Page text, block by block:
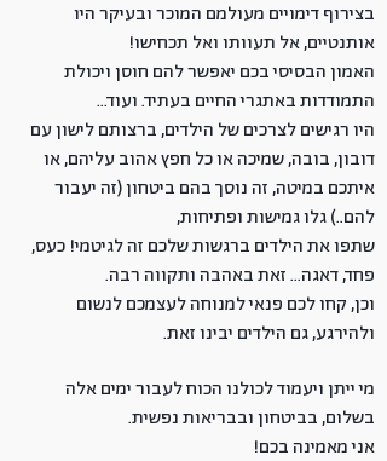
בצירוף דימויים מעולמם המוכר ובעיקר היו
אותנטיים, אל תעוותו ואל תכחישו!
האמון הבסיסי בכם יאפשר להם חוסן ויכולת
התמודדות באתגרי החיים בעתיד. ועוד...
היו רגישים לצרכים של הילדים, ברצותם לישון עם
דובון, בובה, שמיכה או כל חפץ אהוב עליהם, או
איתכם במיטה, זה נוסך בהם ביטחון (זה יעבור
להם..) גלו גמישות ופתיחות,
שתפו את הילדים ברגשות שלכם זה לגיטמי! כעס,
פחד, דאגה... זאת באהבה ותקווה רבה.
וכן, קחו לכם פנאי למנוחה לעצמכם לנשום
ולהירגע, גם הילדים יבינו זאת.
מי ייתן ויעמוד לכולנו הכוח לעבור ימים אלה
בשלום, בביטחון ובבריאות נפשית.
אני מאמינה בכם!